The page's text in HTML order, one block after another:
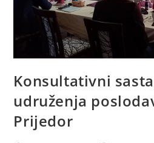
Konsultativni
udruženja
Prijedor